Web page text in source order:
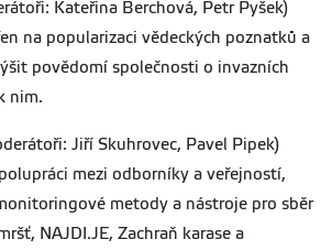
Kateřina Berchová, Petr Pyšek)
na popularizaci vědeckých poznatků a
povědomí společnosti o invazních
nim.
Jiří Skuhrovec, Pavel Pipek)
mezi odborníky a veřejností,
metody a nástroje pro sběr
NAJDI.JE, Zachraň karase a